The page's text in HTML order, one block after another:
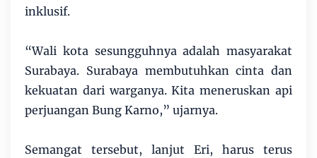
inklusif.
“Wali kota sesungguhnya adalah masyarakat
Surabaya. Surabaya membutuhkan cinta dan
kekuatan dari warganya. Kita meneruskan api
perjuangan Bung Karno,” ujarnya.
Semangat tersebut, lanjut Eri, harus terus